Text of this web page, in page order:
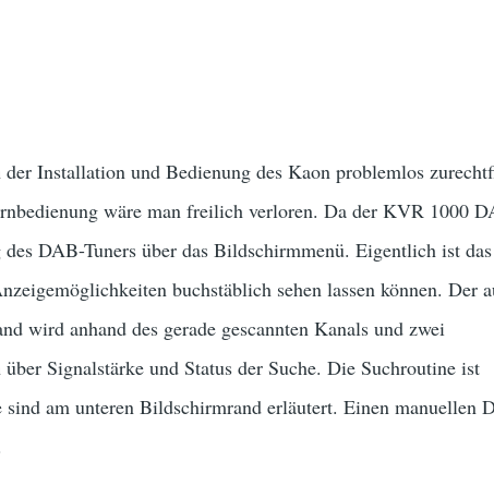
Installation und Bedienung des Kaon problemlos
wäre man freilich verloren. Da der KVR 1000
DAB-Tuners über das Bildschirmmenü. Eigentlich ist
buchstäblich sehen lassen können. Der
wird anhand des gerade gescannten Kanals und zwei
Signalstärke und Status der Suche. Die Suchroutine ist
am unteren Bildschirmrand erläutert. Einen manuellen